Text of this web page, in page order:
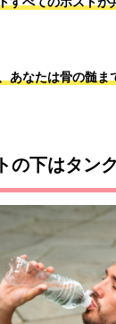
あなたは骨の髄ま
の下はタン